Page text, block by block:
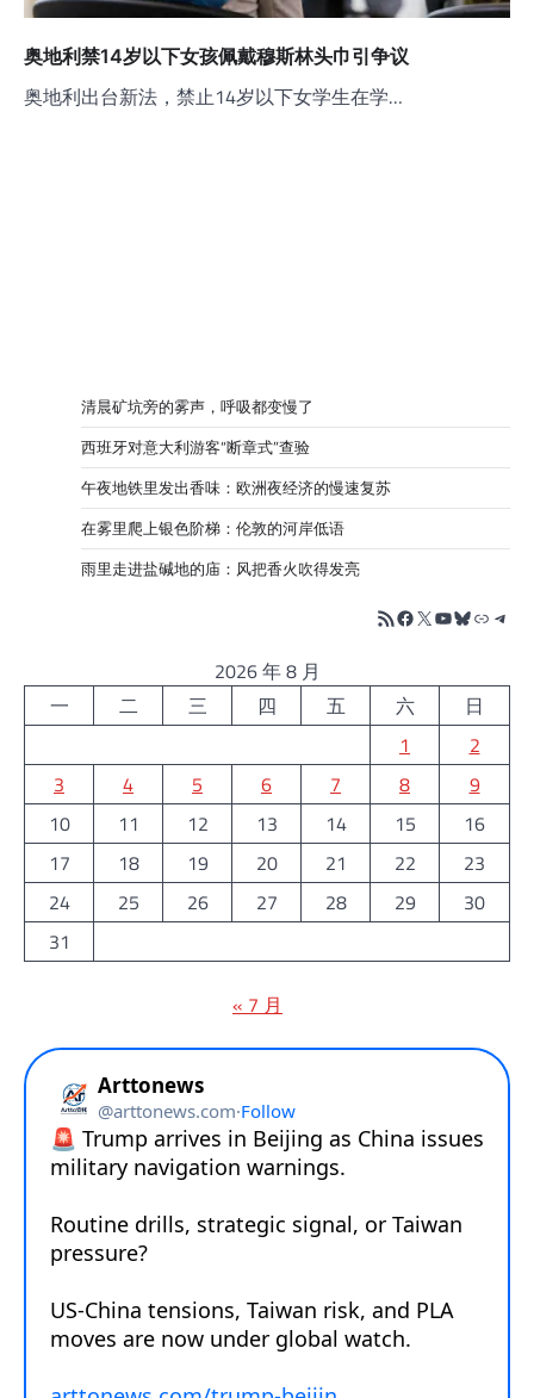
奥地利禁14岁以下女孩佩戴穆斯林头巾引争议
奥地利出台新法，禁止14岁以下女学生在学…
清晨矿坑旁的雾声，呼吸都变慢了
西班牙对意大利游客“断章式”查验
午夜地铁里发出香味：欧洲夜经济的慢速复苏
在雾里爬上银色阶梯：伦敦的河岸低语
雨里走进盐碱地的庙：风把香火吹得发亮
RSS FeedFacebook
X YouTube
Bluesky
链接
2026 年 8 月
一
二 三 四 五 六
日
1
2
3
4 5 6 7 8
9
10
11 12 13 14 15
16
17
18 19 20 21 22
23
24
25 26 27 28 29
30
31
« 7 月